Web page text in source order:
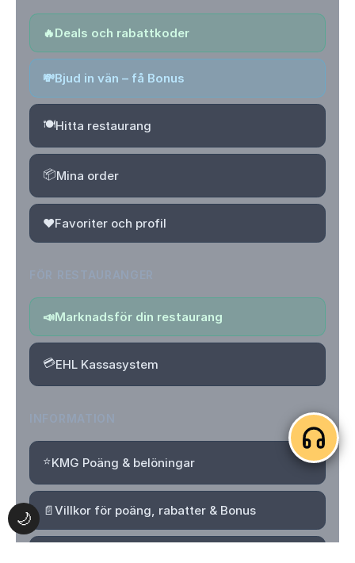
🌙
🔥Deals och rabattkoder
💸Bjud in vän – få Bonus
🍽️Hitta restaurang
📦Mina order
❤️Favoriter och profil
📣Marknadsför din restaurang
💳EHL Kassasystem
⭐KMG Poäng & belöningar
📄Villkor för poäng, rabatter & Bonus